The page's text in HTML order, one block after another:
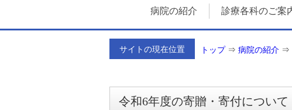
病院の紹介 診療各科のご案
サイトの現在位置 トップ⇒ 病院の紹介 ⇒
令和6年度の寄贈・寄付について